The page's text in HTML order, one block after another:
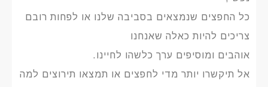
כל החפצים שנמצאים בסביבה שלנו או לפחות רובם
צריכים להיות כאלה שאנחנו
אוהבים ומוסיפים ערך כלשהו לחיינו.
אל תיקשרו יותר מדי לחפצים או תמצאו תירוצים למה